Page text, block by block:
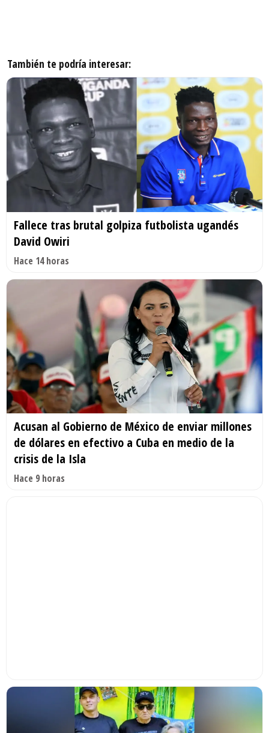
También te podría interesar:
Fallece tras brutal golpiza futbolista ugandés
David Owiri
Hace 14 horas
Acusan al Gobierno de México de enviar millones
de dólares en efectivo a Cuba en medio de la
crisis de la Isla
Hace 9 horas